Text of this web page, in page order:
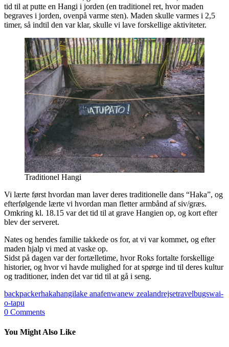
tid til at putte en Hangi i jorden (en traditionel ret, hvor maden
begraves i jorden, ovenpå varme sten). Maden skulle varmes i 2,5
timer, så indtil den var klar, skulle vi lave forskellige aktiviteter.
Traditionel Hangi
Vi lærte først hvordan man laver deres traditionelle dans “Haka”, og
efterfølgende lærte vi hvordan man fletter armbånd af siv/græs.
Omkring kl. 18.15 var det tid til at grave Hangien op, og kort efter
blev der serveret.
Nates og hendes familie takkede os for, at vi var kommet, og efter
maden hjalp vi med at vaske op.
Sidst på dagen var der fortælletime, hvor Roks fortalte forskellige
historier, og hvor vi havde mulighed for at spørge ind til deres kultur
og traditioner, inden det var tid til at gå i seng.
backpackerhakahangilake anafenwanew zealandrejsetravelbugswai-
o-tapu
0 Comments
You Might Also Like